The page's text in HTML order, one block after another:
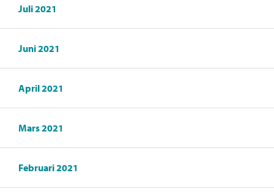
Juli 2021
Juni 2021
April 2021
Mars 2021
Februari 2021